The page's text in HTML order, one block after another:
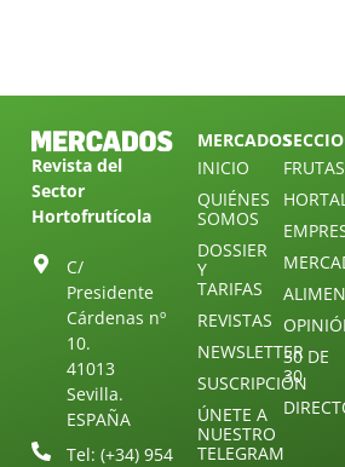
Revista del
Sector
Hortofrutícola
C/
Presidente
Cárdenas nº
10.
41013
Sevilla.
ESPAÑA
Tel: (+34) 954
MERCADOS
INICIO
QUIÉNES
SOMOS
DOSSIER
Y
TARIFAS
REVISTAS
NEWSLETTER
SUSCRIPCIÓN
ÚNETE A
NUESTRO
TELEGRAM
FRUTAS
30 DE
30